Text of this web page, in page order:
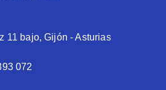
11 bajo, Gijón - Asturias
072